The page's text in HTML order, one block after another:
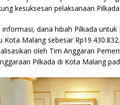
kesuksesan pelaksanaan
informasi, dana hibah Pilkada
Kota Malang sebesar
oleh Tim Anggaran
Pilkada di Kota Malang